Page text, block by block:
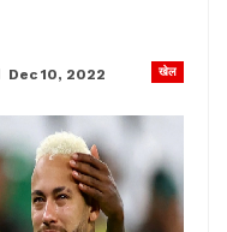
खेल
Dec 10, 2022